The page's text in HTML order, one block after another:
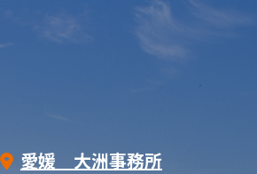
愛媛 大洲事務所